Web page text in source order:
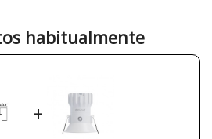
Dorado
Negro
6 cm
0,30 kg
habitualmente
+